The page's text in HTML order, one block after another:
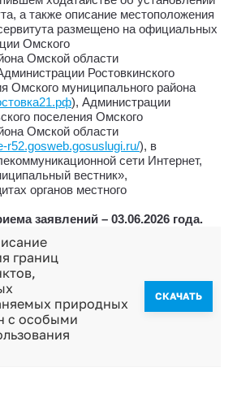
а также описание местоположения
размещено на официальных
Омского
Омской области
Ростовкинского
Омского муниципального района
), Администрации
поселения Омского
Омской области
r52.gosweb.gosuslugi.ru/), в
сети Интернет,
вестник»,
органов местного
заявлений – 03.06.2026 года.
границ
природных
с особыми
CКАЧАТЬ